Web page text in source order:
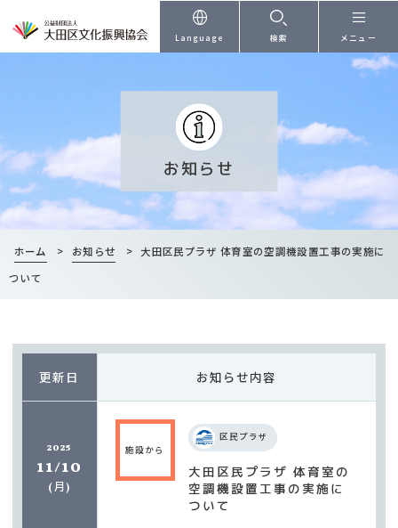
本文へ
Language 検索 メニュー
お知らせ
ホーム > お知らせ > 大田区民プラザ 体育室の空調機設置工事の実施に
ついて
更新日 お知らせ内容
2025
11/10
(月)
施設から
区民プラザ
大田区民プラザ 体育室の
空調機設置工事の実施に
ついて